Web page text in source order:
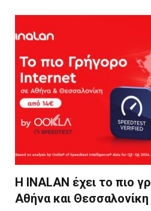
Η INALAN έχει το πιο
Αθήνα και Θεσσαλονίκη